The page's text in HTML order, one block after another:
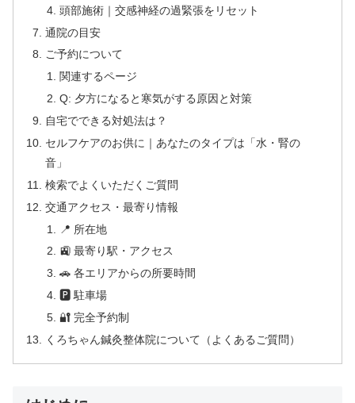
頭部施術｜交感神経の過緊張をリセット
通院の目安
ご予約について
関連するページ
Q: 夕方になると寒気がする原因と対策
自宅でできる対処法は？
セルフケアのお供に｜あなたのタイプは「水・腎の
音」
検索でよくいただくご質問
交通アクセス・最寄り情報
📍 所在地
🚉 最寄り駅・アクセス
🚗 各エリアからの所要時間
🅿 駐車場
🔐 完全予約制
くろちゃん鍼灸整体院について（よくあるご質問）